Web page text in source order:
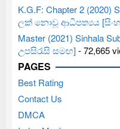
K.G.F: Chapter 2
ලක් නොවූ ආධිපත්‍යය
Master (2021) Sinhala
උපසිරැසි සමඟ]- 72,665
PAGES
Best Rating
Contact Us
DMCA